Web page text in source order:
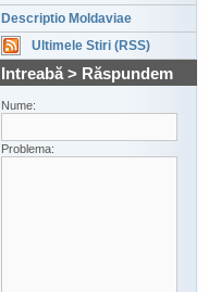
Descriptio Moldaviae
Ultimele Stiri (RSS)
Intreabă > Răspundem
Nume:
Problema: